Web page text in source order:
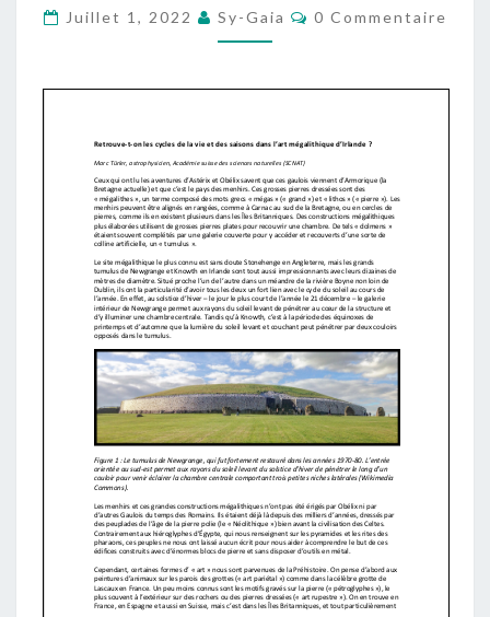
VIE
ET
DANS
L’ART
MÉGALITHIQUE
?
Juillet 1, 2022 Sy-Gaia Commentaires
0 Commentaire